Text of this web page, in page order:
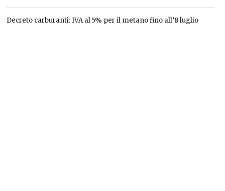
Decreto carburanti: IVA al 5% per il metano fino all’8 luglio